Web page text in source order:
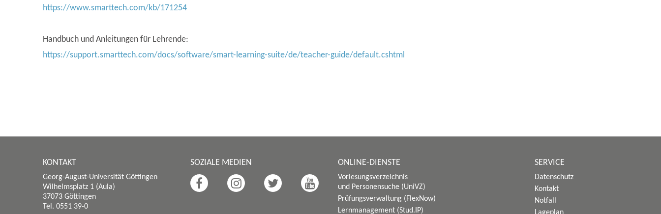
https://www.smarttech.com/kb/171254
Handbuch und Anleitungen für Lehrende:
https://support.smarttech.com/docs/software/smart-learning-suite/de/teacher-guide/default.cshtml
KONTAKT
Georg-August-Universität Göttingen
Wilhelmsplatz 1 (Aula)
37073 Göttingen
Tel. 0551 39-0
SOZIALE MEDIEN ONLINE-DIENSTE
Vorlesungsverzeichnis
und Personensuche (UniVZ)
Prüfungsverwaltung (FlexNow)
Lernmanagement (Stud.IP)
SERVICE
Datenschutz
Kontakt
Notfall